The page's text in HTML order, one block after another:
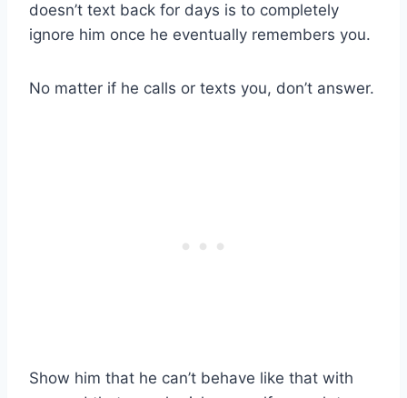
doesn’t text back for days is to completely
ignore him once he eventually remembers you.
No matter if he calls or texts you, don’t answer.
Show him that he can’t behave like that with